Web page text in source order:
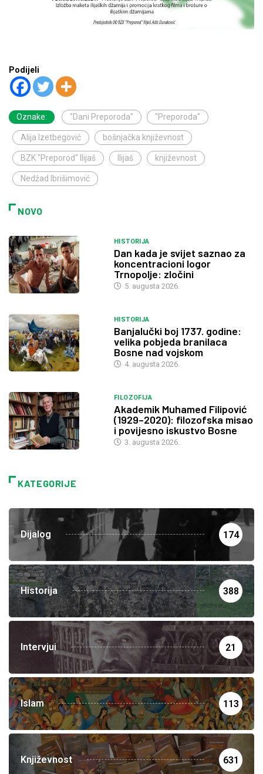
Podijeli
Oznake: "Dani Preporoda" "Preporoda"
Alija Izetbegović bošnjačka književnost
BZK "Preporod" Ilijaš Ilijaš književnost
Nedžad Ibrišimović
NOVO
HISTORIJA
Dan kada je svijet saznao za
koncentracioni logor
Trnopolje: zločini
5. augusta 2026.
HISTORIJA
Banjalučki boj 1737. godine:
velika pobjeda branilaca
Bosne nad vojskom
4. augusta 2026.
FILOZOFIJA
Akademik Muhamed Filipović
(1929–2020): filozofska misao
i povijesno iskustvo Bosne
3. augusta 2026.
KATEGORIJE
Dijalog 174
Historija 388
Intervjui 21
Islam 113
Književnost 631